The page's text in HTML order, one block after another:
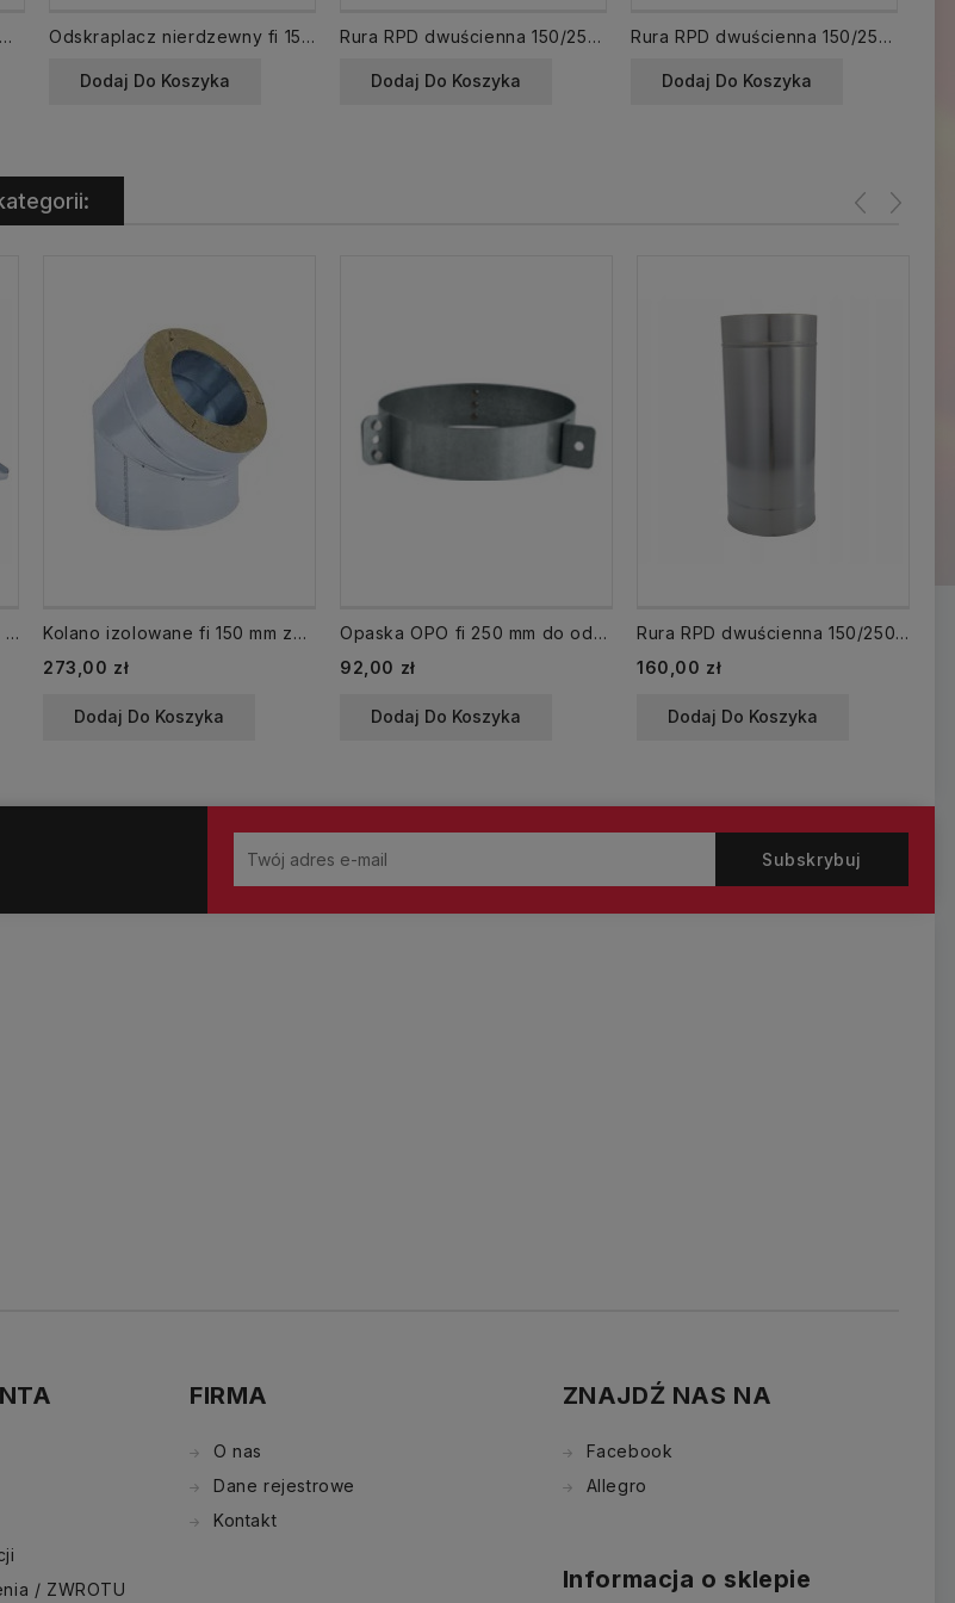
Uchwyt do rur CLRL fi 250 mm obejma z uszczelką Odskraplacz nierdzewny fi 150 miska na skropliny
Dodaj Do Koszyka
Rura RPD dwuścienna 150/250 izolowana dł. 1000 mm 1 mb
Dodaj Do Koszyka
Rura RPD dwuścienna 150/250 izolowana dł. 500 mm 0,5 mb
Dodaj Do Koszyka
Odskraplacz izolowany Miska na skropliny MSD 150/250
Kolano izolowane fi 150 mm zew. fi 250 mm kąt 45 st. dwuścienny ocynk KSD 150/250/45-OC
Cena
273,00 zł
Dodaj Do Koszyka
Opaska OPO fi 250 mm do odciągów komina
Cena
92,00 zł
Dodaj Do Koszyka
Rura RPD dwuścienna 150/250 izolowana dł. 500 mm 0,5 mb
Cena
160,00 zł
Dodaj Do Koszyka
/ ZWROTU
FIRMA
O nas
Dane rejestrowe
Kontakt
ZNAJDŹ NAS NA
Facebook
Allegro
Informacja o sklepie